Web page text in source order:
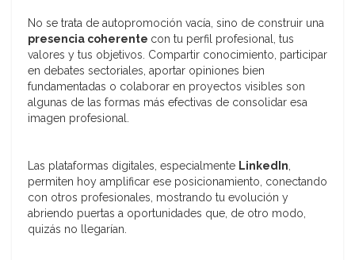
No se trata de autopromoción vacía, sino de construir una
presencia coherente con tu perfil profesional, tus
valores y tus objetivos. Compartir conocimiento, participar
en debates sectoriales, aportar opiniones bien
fundamentadas o colaborar en proyectos visibles son
algunas de las formas más efectivas de consolidar esa
imagen profesional.
Las plataformas digitales, especialmente LinkedIn,
permiten hoy amplificar ese posicionamiento, conectando
con otros profesionales, mostrando tu evolución y
abriendo puertas a oportunidades que, de otro modo,
quizás no llegarían.